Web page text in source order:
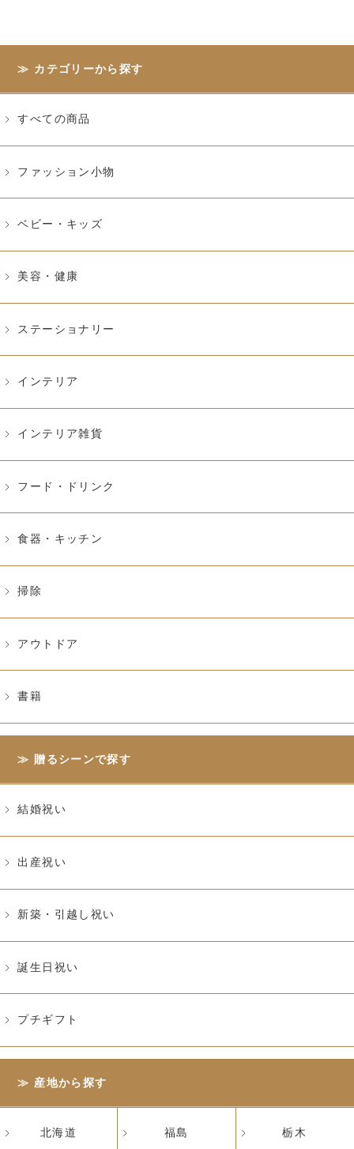
カテゴリーから探す
すべての商品
ファッション小物
ベビー・キッズ
美容・健康
ステーショナリー
インテリア
インテリア雑貨
フード・ドリンク
食器・キッチン
掃除
アウトドア
書籍
贈るシーンで探す
結婚祝い
出産祝い
新築・引越し祝い
誕生日祝い
プチギフト
産地から探す
北海道 福島 栃木